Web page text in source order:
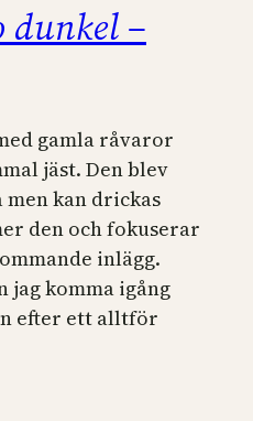
dunkel –
gamla råvaror
jäst. Den blev
kan drickas
den och fokuserar
inlägg.
jag komma igång
efter ett alltför